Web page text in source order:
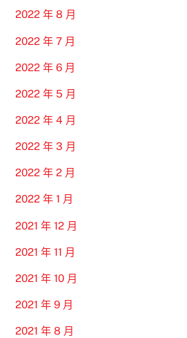
2022 年 8 月
2022 年 7 月
2022 年 6 月
2022 年 5 月
2022 年 4 月
2022 年 3 月
2022 年 2 月
2022 年 1 月
2021 年 12 月
2021 年 11 月
2021 年 10 月
2021 年 9 月
2021 年 8 月